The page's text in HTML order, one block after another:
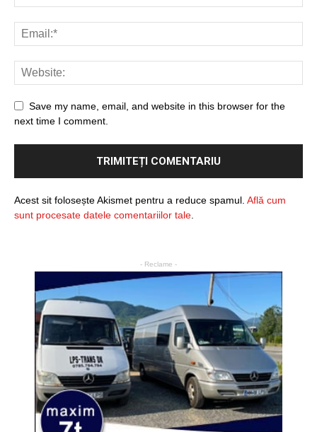
Save my name, email, and website in this browser for the
next time I comment.
Acest sit folosește Akismet pentru a reduce spamul. Află cum
sunt procesate datele comentariilor tale
- Reclame -